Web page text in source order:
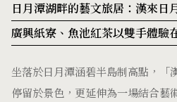
日月潭湖畔的藝文旅居：漢來日
廣興紙寮、魚池紅茶以雙手體驗
坐落於日月潭涵碧半島制高點，「
停留於景色，更延伸為一場結合藝